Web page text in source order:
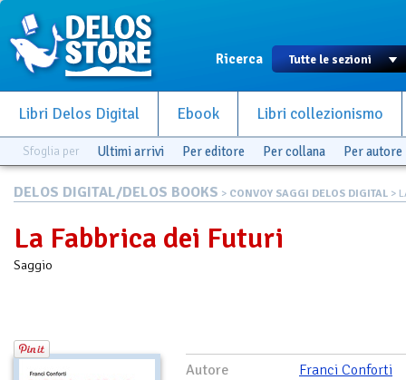
Ricerca
Libri Delos Digital Ebook Libri collezionismo
Sfoglia per Ultimi arrivi Per editore Per collana Per autore
DELOS DIGITAL/DELOS BOOKS > CONVOY SAGGI DELOS DIGITAL >
La Fabbrica dei Futuri
Saggio
Autore
Franci Conforti